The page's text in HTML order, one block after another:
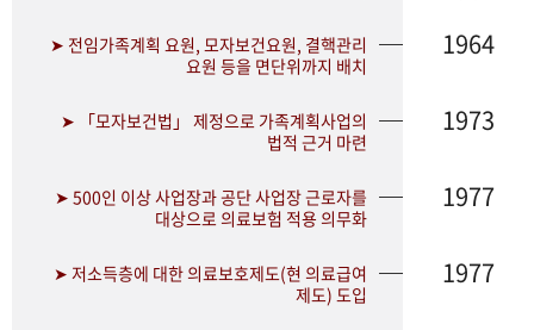
➤ 전임가족계획 요원, 모자보건요원, 결핵관리
요원 등을 면단위까지 배치
1964
➤ 「모자보건법」 제정으로 가족계획사업의
법적 근거 마련
1973
➤ 500인 이상 사업장과 공단 사업장 근로자를
대상으로 의료보험 적용 의무화
1977
➤ 저소득층에 대한 의료보호제도(현 의료급여
제도) 도입
1977